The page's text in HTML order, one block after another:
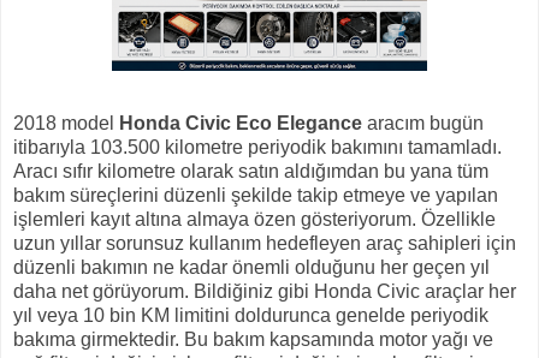
2018 model Honda Civic Eco Elegance aracım bugün
itibarıyla 103.500 kilometre periyodik bakımını tamamladı.
Aracı sıfır kilometre olarak satın aldığımdan bu yana tüm
bakım süreçlerini düzenli şekilde takip etmeye ve yapılan
işlemleri kayıt altına almaya özen gösteriyorum. Özellikle
uzun yıllar sorunsuz kullanım hedefleyen araç sahipleri için
düzenli bakımın ne kadar önemli olduğunu her geçen yıl
daha net görüyorum. Bildiğiniz gibi Honda Civic araçlar her
yıl veya 10 bin KM limitini doldurunca genelde periyodik
bakıma girmektedir. Bu bakım kapsamında motor yağı ve